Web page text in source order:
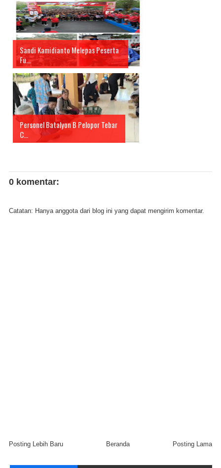
Sandi Kamidianto Melepas Peserta
Fu...
Personel Batalyon B Pelopor Tebar
C...
0 komentar:
Catatan: Hanya anggota dari blog ini yang dapat mengirim komentar.
Posting Lebih Baru Posting Lama
Beranda